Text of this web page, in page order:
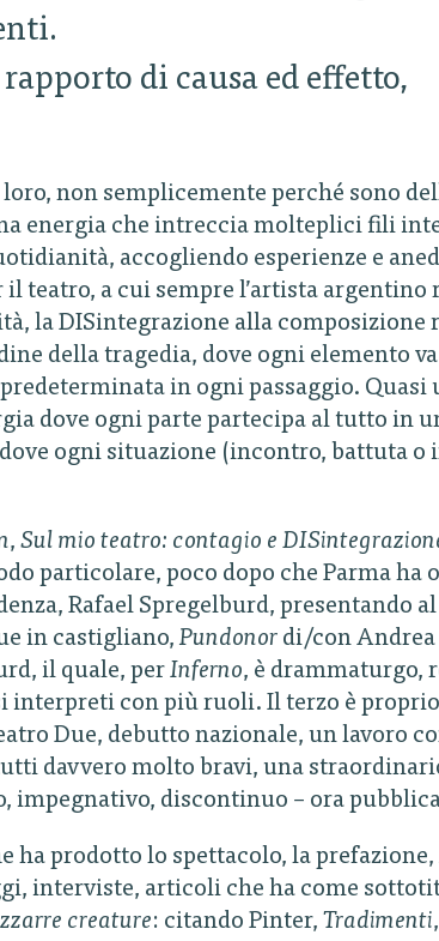
di causa ed effetto,
non semplicemente perché sono
energia che intreccia molteplici fili
accogliendo esperienze e
teatro, a cui sempre l’artista argentino
la DISintegrazione alla composizione
della tragedia, dove ogni elemento
in ogni passaggio. Quasi
dove ogni parte partecipa al tutto in
ogni situazione (incontro, battuta o
, Sul mio teatro: contagio e
particolare, poco dopo che Parma ha
Rafael Spregelburd, presentando
in castigliano, Pundonor di/con Andrea
il quale, per Inferno, è drammaturgo,
interpreti con più ruoli. Il terzo è
Due, debutto nazionale, un lavoro
davvero molto bravi, una
impegnativo, discontinuo – ora
ha prodotto lo spettacolo, la prefazione,
interviste, articoli che ha come
creature: citando Pinter, Tradimenti